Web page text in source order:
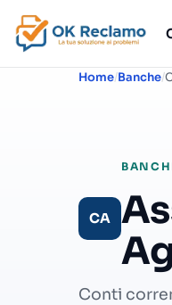
Home Banche
CA
Conti